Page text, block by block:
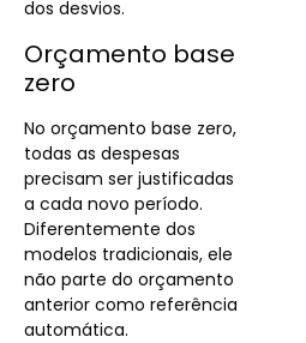
dos desvios.
Orçamento base
zero
No orçamento base zero,
todas as despesas
precisam ser justificadas
a cada novo período.
Diferentemente dos
modelos tradicionais, ele
não parte do orçamento
anterior como referência
automática.